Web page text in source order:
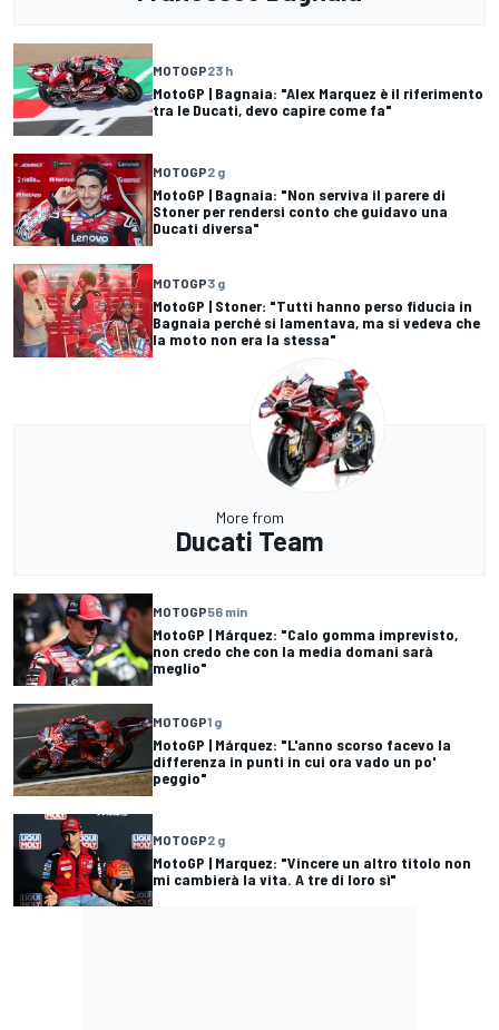
MOTOGP23 h
MotoGP | Bagnaia: "Alex Marquez è il riferimento
tra le Ducati, devo capire come fa"
MOTOGP2 g
MotoGP | Bagnaia: "Non serviva il parere di
Stoner per rendersi conto che guidavo una
Ducati diversa"
MOTOGP3 g
MotoGP | Stoner: "Tutti hanno perso fiducia in
Bagnaia perché si lamentava, ma si vedeva che
la moto non era la stessa"
More from
Ducati Team
MOTOGP56 min
MotoGP | Márquez: "Calo gomma imprevisto,
non credo che con la media domani sarà
meglio"
MOTOGP1 g
MotoGP | Márquez: "L'anno scorso facevo la
differenza in punti in cui ora vado un po'
peggio"
MOTOGP2 g
MotoGP | Marquez: "Vincere un altro titolo non
mi cambierà la vita. A tre di loro sì"